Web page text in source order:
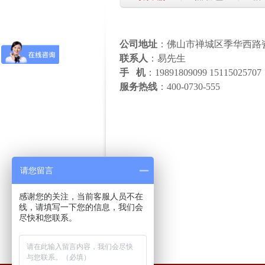
公司地址 ： 佛山市禅城区季华西路
联系人 ：易先生
手 机：19891809099 15115025707
服务热线 ：400-0730-555
请您留言
感谢您的关注，当前客服人员不在
线，请填写一下您的信息，我们会
尽快和您联系。